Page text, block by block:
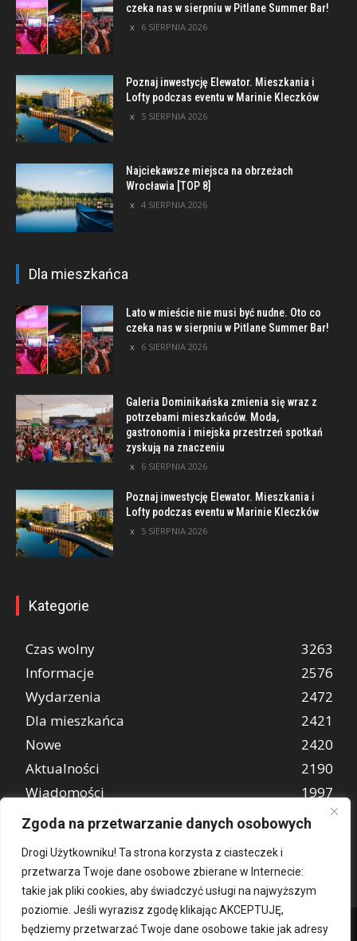
Zgoda na przetwarzanie danych osobowych
Drogi Użytkowniku! Ta strona korzysta z ciasteczek i
przetwarza Twoje dane osobowe zbierane w Internecie:
takie jak pliki cookies, aby świadczyć usługi na najwyższym
poziomie. Jeśli wyrazisz zgodę klikając AKCEPTUJĘ,
będziemy przetwarzać Twoje dane osobowe takie jak adresy
czeka nas w sierpniu w Pitlane Summer Bar!
6 SIERPNIA 2026
Poznaj inwestycję Elewator. Mieszkania i
Lofty podczas eventu w Marinie Kleczków
5 SIERPNIA 2026
Najciekawsze miejsca na obrzeżach
Wrocławia [TOP 8]
4 SIERPNIA 2026
Dla mieszkańca
Lato w mieście nie musi być nudne. Oto co
czeka nas w sierpniu w Pitlane Summer Bar!
6 SIERPNIA 2026
Galeria Dominikańska zmienia się wraz z
potrzebami mieszkańców. Moda,
gastronomia i miejska przestrzeń spotkań
zyskują na znaczeniu
6 SIERPNIA 2026
Poznaj inwestycję Elewator. Mieszkania i
Lofty podczas eventu w Marinie Kleczków
5 SIERPNIA 2026
Kategorie
Czas wolny
3263
Informacje
2576
Wydarzenia
2472
Dla mieszkańca
2421
Nowe
2420
Aktualności
2190
Wiadomości
1997
REKLAMA
849